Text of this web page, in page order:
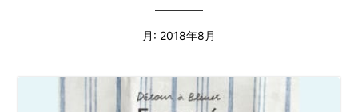
月: 2018年8月